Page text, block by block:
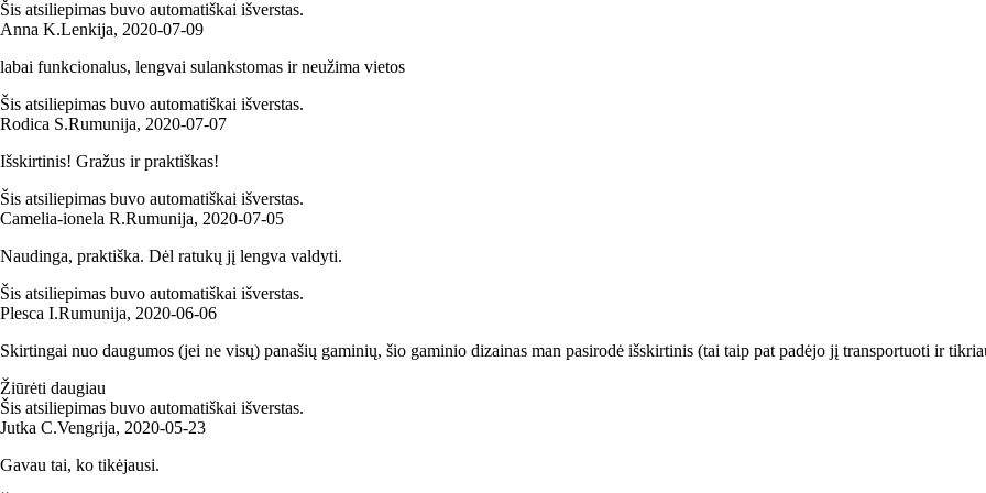
Šis atsiliepimas buvo automatiškai išverstas.
Anna K.Lenkija, 2020‑07‑09
labai funkcionalus, lengvai sulankstomas ir neužima vietos
Šis atsiliepimas buvo automatiškai išverstas.
Rodica S.Rumunija, 2020‑07‑07
Išskirtinis! Gražus ir praktiškas!
Šis atsiliepimas buvo automatiškai išverstas.
Camelia-ionela R.Rumunija, 2020‑07‑05
Naudinga, praktiška. Dėl ratukų jį lengva valdyti.
Šis atsiliepimas buvo automatiškai išverstas.
Plesca I.Rumunija, 2020‑06‑06
Skirtingai nuo daugumos (jei ne visų) panašių gaminių, šio gaminio dizainas man pasirodė išskirtinis (tai taip pat padėjo jį transportuoti ir
Žiūrėti daugiau
Šis atsiliepimas buvo automatiškai išverstas.
Jutka C.Vengrija, 2020‑05‑23
Gavau tai, ko tikėjausi.